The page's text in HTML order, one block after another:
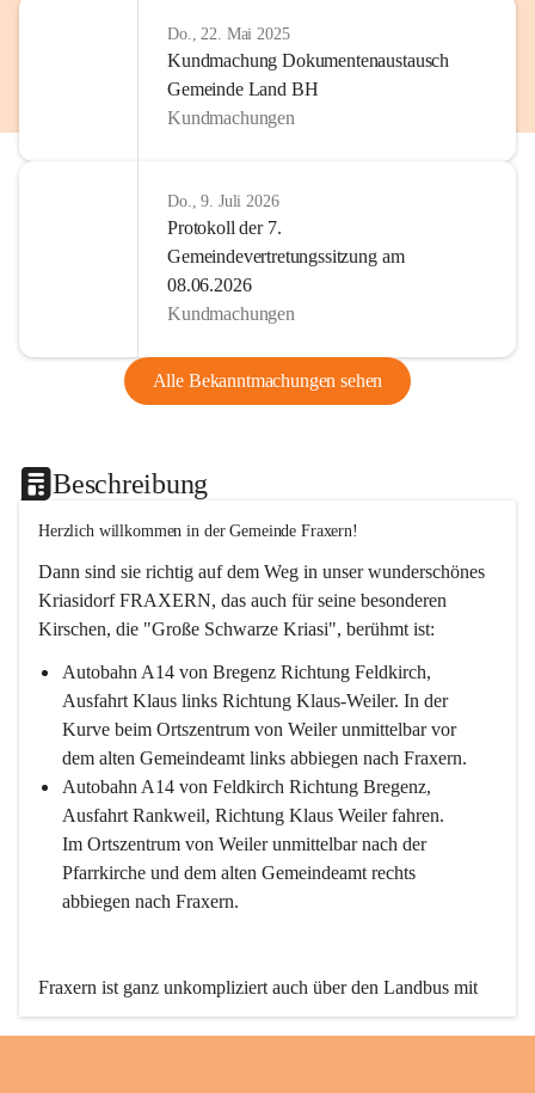
Do., 22. Mai 2025
Kundmachung Dokumentenaustausch
Gemeinde Land BH
Kundmachungen
Do., 9. Juli 2026
Protokoll der 7.
Gemeindevertretungssitzung am
08.06.2026
Kundmachungen
Alle Bekanntmachungen sehen
Beschreibung
Herzlich willkommen in der Gemeinde Fraxern!
Dann sind sie richtig auf dem Weg in unser wunderschönes
Kriasidorf FRAXERN, das auch für seine besonderen
Kirschen, die "Große Schwarze Kriasi", berühmt ist:
Autobahn A14 von Bregenz Richtung Feldkirch,
Ausfahrt Klaus links Richtung Klaus-Weiler. In der
Kurve beim Ortszentrum von Weiler unmittelbar vor
dem alten Gemeindeamt links abbiegen nach Fraxern.
Autobahn A14 von Feldkirch Richtung Bregenz,
Ausfahrt Rankweil, Richtung Klaus Weiler fahren.
Im Ortszentrum von Weiler unmittelbar nach der
Pfarrkirche und dem alten Gemeindeamt rechts
abbiegen nach Fraxern.
Fraxern ist ganz unkompliziert auch über den Landbus mit
den öffentlichen Verkehrsmitteln zu erreichen. Die Linie